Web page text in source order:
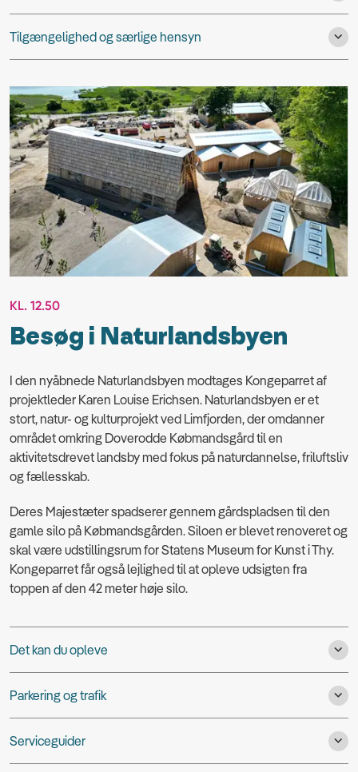
Tilgængelighed og særlige hensyn
KL. 12.50
Besøg i Naturlandsbyen
I den nyåbnede Naturlandsbyen modtages Kongeparret af
projektleder Karen Louise Erichsen. Naturlandsbyen er et
stort, natur- og kulturprojekt ved Limfjorden, der omdanner
området omkring Doverodde Købmandsgård til en
aktivitetsdrevet landsby med fokus på naturdannelse, friluftsliv
og fællesskab.
Deres Majestæter spadserer gennem gårdspladsen til den
gamle silo på Købmandsgården. Siloen er blevet renoveret og
skal være udstillingsrum for Statens Museum for Kunst i Thy.
Kongeparret får også lejlighed til at opleve udsigten fra
toppen af den 42 meter høje silo.
Det kan du opleve
Parkering og trafik
Serviceguider